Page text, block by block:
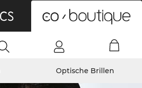
Optische Brillen